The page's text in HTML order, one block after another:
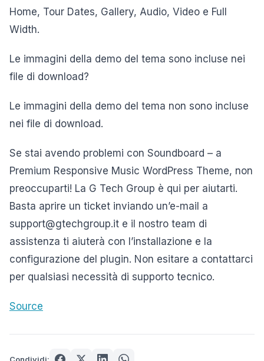
Home, Tour Dates, Gallery, Audio, Video e Full
Width.
Le immagini della demo del tema sono incluse nei
file di download?
Le immagini della demo del tema non sono incluse
nei file di download.
Se stai avendo problemi con Soundboard – a
Premium Responsive Music WordPress Theme, non
preoccuparti! La G Tech Group è qui per aiutarti.
Basta aprire un ticket inviando un’e-mail a
support@gtechgroup.it e il nostro team di
assistenza ti aiuterà con l’installazione e la
configurazione del plugin. Non esitare a contattarci
per qualsiasi necessità di supporto tecnico.
Source